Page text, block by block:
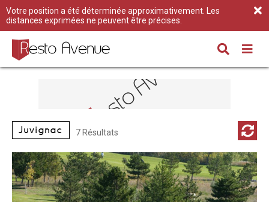
Votre position a été déterminée approximativement. Les
distances exprimées ne peuvent être précises.
Juvignac 7 Résultats